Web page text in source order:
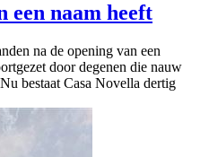
een naam heeft
na de opening van een
door degenen die nauw
bestaat Casa Novella dertig